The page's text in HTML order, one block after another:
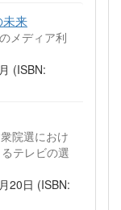
来
メディア利
(ISBN:
院選におけ
テレビの選
20日 (ISBN: